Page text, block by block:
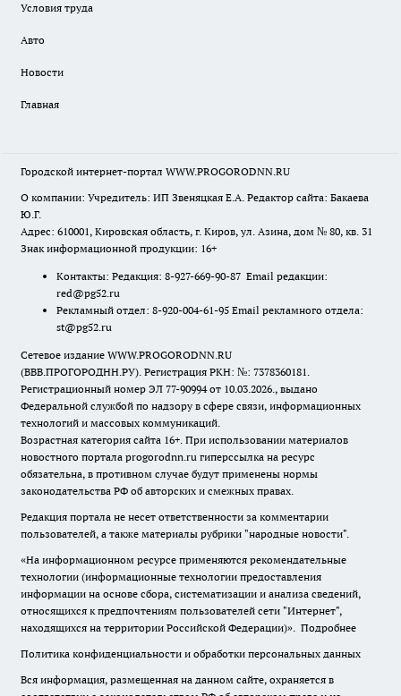
Условия труда
Авто
Новости
Главная
Городской интернет-портал WWW.PROGORODNN.RU
О компании: Учредитель: ИП Звеняцкая Е.А. Редактор сайта: Бакаева
Ю.Г.
Адрес: 610001, Кировская область, г. Киров, ул. Азина, дом № 80, кв. 31
Знак информационной продукции: 16+
Контакты: Редакция: 8-927-669-90-87 Email редакции:
red@pg52.ru
Рекламный отдел: 8-920-004-61-95 Email рекламного отдела:
st@pg52.ru
Сетевое издание WWW.PROGORODNN.RU
(ВВВ.ПРОГОРОДНН.РУ). Регистрация РКН: №: 7378360181.
Регистрационный номер ЭЛ 77-90994 от 10.03.2026., выдано
Федеральной службой по надзору в сфере связи, информационных
технологий и массовых коммуникаций.
Возрастная категория сайта 16+. При использовании материалов
новостного портала progorodnn.ru гиперссылка на ресурс
обязательна, в противном случае будут применены нормы
законодательства РФ об авторских и смежных правах.
Редакция портала не несет ответственности за комментарии
пользователей, а также материалы рубрики "народные новости".
«На информационном ресурсе применяются рекомендательные
технологии (информационные технологии предоставления
информации на основе сбора, систематизации и анализа сведений,
относящихся к предпочтениям пользователей сети "Интернет",
находящихся на территории Российской Федерации)». Подробнее
Политика конфиденциальности и обработки персональных данных
Вся информация, размещенная на данном сайте, охраняется в